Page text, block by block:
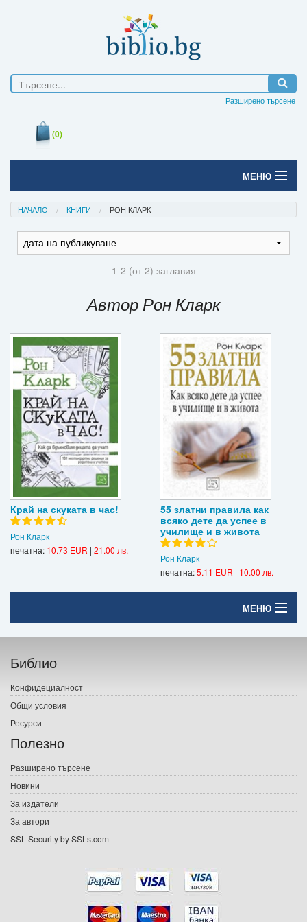
Разширено търсене
(0)
МЕНЮ
Начало
Печатни книги
Подаръци
Ваучери
Промоции
Контакти
Вход
Регистрация
НАЧАЛО КНИГИ РОН КЛАРК
1-2 (от 2) заглавия
Автор Рон Кларк
Край на скуката в час!
Рон Кларк
печатна: 10.73 EUR | 21.00 лв.
55 златни правила как
всяко дете да успее в
училище и в живота
Рон Кларк
печатна:5.11 EUR | 10.00 лв.
МЕНЮ
Начало
Печатни книги
Електронни книги
Е-списания
Подаръци
Ваучери
Библио
Конфидециалност
Общи условия
Ресурси
Полезно
Разширено търсене
Новини
За издатели
За автори
SSL Security by SSLs.com